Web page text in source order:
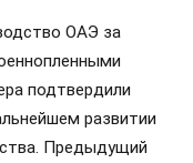
ОАЭ за
подтвердили
развитии
Предыдущий